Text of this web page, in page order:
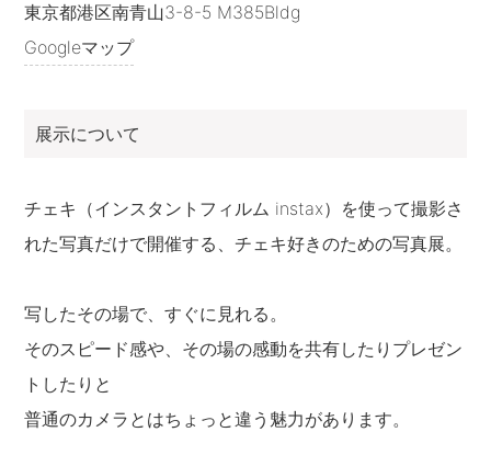
東京都港区南青山3-8-5 M385Bldg
Googleマップ
展示について
チェキ（インスタントフィルム instax）を使って撮影さ
れた写真だけで開催する、チェキ好きのための写真展。
写したその場で、すぐに見れる。
そのスピード感や、その場の感動を共有したりプレゼン
トしたりと
普通のカメラとはちょっと違う魅力があります。